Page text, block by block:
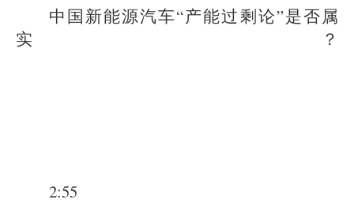
中国新能源汽车“产能过剩论”是否属
实？
2:55